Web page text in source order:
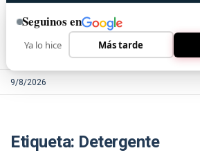
9/8/2026
Etiqueta: Detergente
Seguinos en
Ya lo hice Más tarde